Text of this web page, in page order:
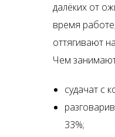
далёких от
время
оттягивают
Чем
судачат с
33%;